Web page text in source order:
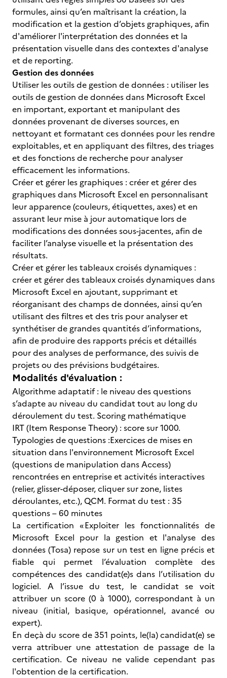
formules, ainsi qu’en maîtrisant la création, la
modification et la gestion d’objets graphiques, afin
d'améliorer l'interprétation des données et la
présentation visuelle dans des contextes d'analyse
et de reporting.
Gestion des données
Utiliser les outils de gestion de données : utiliser les
outils de gestion de données dans Microsoft Excel
en important, exportant et manipulant des
données provenant de diverses sources, en
nettoyant et formatant ces données pour les rendre
exploitables, et en appliquant des filtres, des triages
et des fonctions de recherche pour analyser
efficacement les informations.
Créer et gérer les graphiques : créer et gérer des
graphiques dans Microsoft Excel en personnalisant
leur apparence (couleurs, étiquettes, axes) et en
assurant leur mise à jour automatique lors de
modifications des données sous-jacentes, afin de
faciliter l’analyse visuelle et la présentation des
résultats.
Créer et gérer les tableaux croisés dynamiques :
créer et gérer des tableaux croisés dynamiques dans
Microsoft Excel en ajoutant, supprimant et
réorganisant des champs de données, ainsi qu’en
utilisant des filtres et des tris pour analyser et
synthétiser de grandes quantités d’informations,
afin de produire des rapports précis et détaillés
pour des analyses de performance, des suivis de
projets ou des prévisions budgétaires.
Modalités d'évaluation :
Algorithme adaptatif : le niveau des questions
s’adapte au niveau du candidat tout au long du
déroulement du test. Scoring mathématique
IRT (Item Response Theory) : score sur 1000.
Typologies de questions :Exercices de mises en
situation dans l'environnement Microsoft Excel
(questions de manipulation dans Access)
rencontrées en entreprise et activités interactives
(relier, glisser-déposer, cliquer sur zone, listes
déroulantes, etc.), QCM. Format du test : 35
questions – 60 minutes
La certification « Exploiter les fonctionnalités de
Microsoft Excel pour la gestion et l'analyse des
données (Tosa) repose sur un test en ligne précis et
fiable qui permet l’évaluation complète des
compétences des candidat(e)s dans l’utilisation du
logiciel. A l’issue du test, le candidat se voit
attribuer un score (0 à 1000), correspondant à un
niveau (initial, basique, opérationnel, avancé ou
expert).
En deçà du score de 351 points, le(la) candidat(e) se
verra attribuer une attestation de passage de la
certification. Ce niveau ne valide cependant pas
l'obtention de la certification.